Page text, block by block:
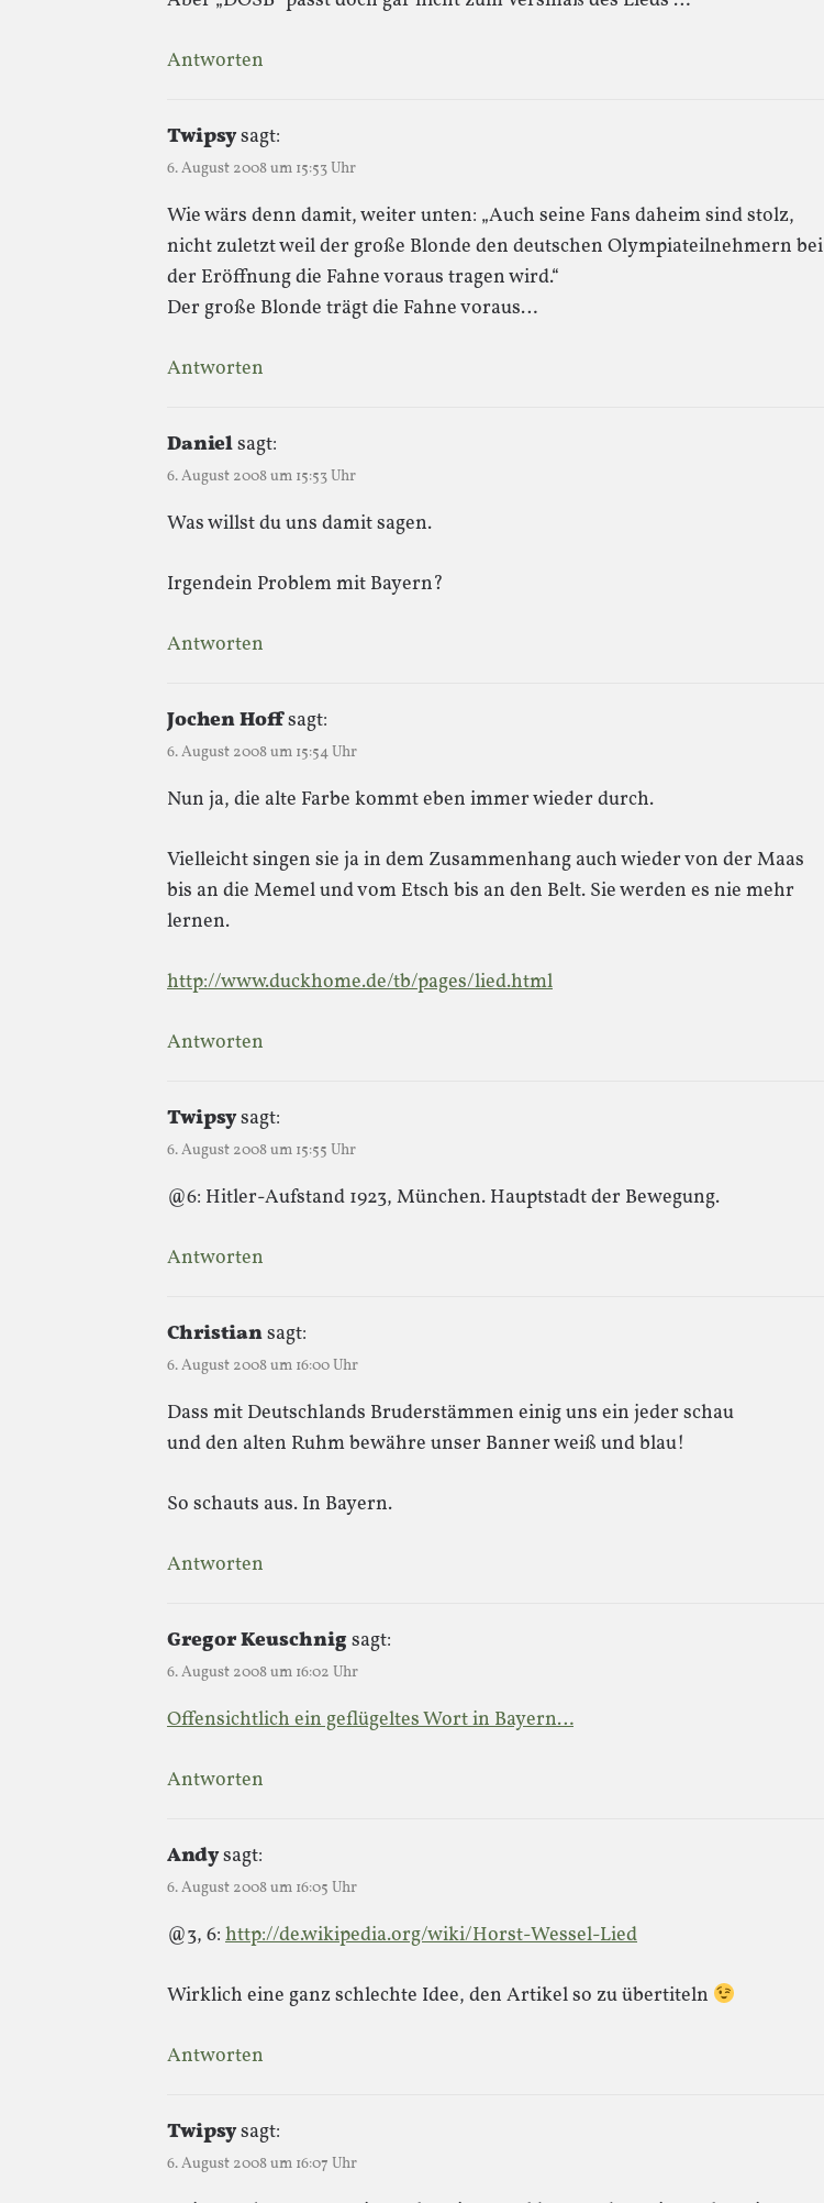
Antworten
Twipsysagt:
6. August 2008 um 15:53 Uhr
Wie wärs denn damit, weiter unten: „Auch seine Fans daheim sind stolz,
nicht zuletzt weil der große Blonde den deutschen Olympiateilnehmern bei
der Eröffnung die Fahne voraus tragen wird.“
Der große Blonde trägt die Fahne voraus…
Antworten
Danielsagt:
6. August 2008 um 15:53 Uhr
Was willst du uns damit sagen.
Irgendein Problem mit Bayern?
Antworten
Jochen Hoffsagt:
6. August 2008 um 15:54 Uhr
Nun ja, die alte Farbe kommt eben immer wieder durch.
Vielleicht singen sie ja in dem Zusammenhang auch wieder von der Maas
bis an die Memel und vom Etsch bis an den Belt. Sie werden es nie mehr
lernen.
http://www.duckhome.de/tb/pages/lied.html
Antworten
Twipsysagt:
6. August 2008 um 15:55 Uhr
@6: Hitler-Aufstand 1923, München. Hauptstadt der Bewegung.
Antworten
Christiansagt:
6. August 2008 um 16:00 Uhr
Dass mit Deutschlands Bruderstämmen einig uns ein jeder schau
und den alten Ruhm bewähre unser Banner weiß und blau!
So schauts aus. In Bayern.
Antworten
Gregor Keuschnigsagt:
6. August 2008 um 16:02 Uhr
Offensichtlich ein geflügeltes Wort in Bayern…
Antworten
Andysagt:
6. August 2008 um 16:05 Uhr
@3, 6: http://de.wikipedia.org/wiki/Horst-Wessel-Lied
Wirklich eine ganz schlechte Idee, den Artikel so zu übertiteln
Antworten
Twipsysagt:
6. August 2008 um 16:07 Uhr